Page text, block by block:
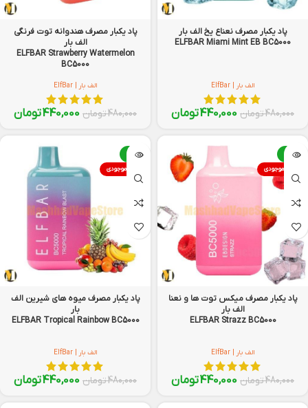
پاد یکبار مصرف نعناع یخ الف بار
ELFBAR Miami Mint EB BC5000
الف بار | ElfBar
480,000تومان 440,000تومان
پاد یکبار مصرف هندوانه توت فرنگی
الف بار
ELFBAR Strawberry Watermelon
BC5000
الف بار | ElfBar
480,000تومان 440,000تومان
-8%
اتمام موجودی
پاد یکبار مصرف میکس توت ها و نعنا
الف بار
ELFBAR Strazz BC5000
الف بار | ElfBar
480,000تومان 440,000تومان
-8%
اتمام موجودی
پاد یکبار مصرف میوه های شیرین الف
بار
ELFBAR Tropical Rainbow BC5000
الف بار | ElfBar
480,000تومان 440,000تومان